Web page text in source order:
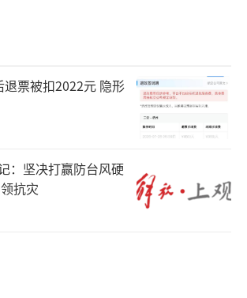
票被扣2022元 隐形
：坚决打赢防台风硬
抗灾